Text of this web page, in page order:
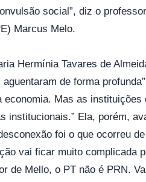
social”, diz o
Marcus Melo.
Hermínia Tavares de
de forma
Mas as instituições
institucionais.” Ela, porém,
foi o que ocorreu
vai ficar muito complicada
de Mello, o PT não é PRN.